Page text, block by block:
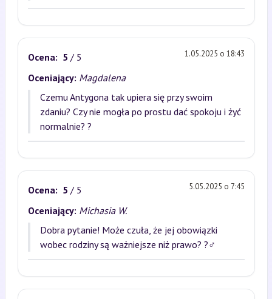
Ocena: 5 / 5 1.05.2025 o 18:43
Oceniający: Magdalena
Czemu Antygona tak upiera się przy swoim
zdaniu? Czy nie mogła po prostu dać spokoju i żyć
normalnie? ?
Ocena: 5 / 5 5.05.2025 o 7:45
Oceniający: Michasia W.
Dobra pytanie! Może czuła, że jej obowiązki
wobec rodziny są ważniejsze niż prawo? ?‍♂️